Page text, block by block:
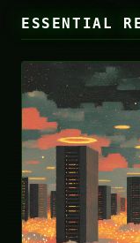
ESSENTIAL